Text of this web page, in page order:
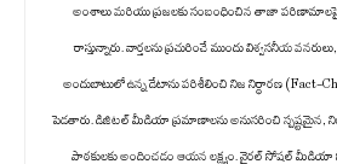
అంశాలు మరియు ప్రజలకు సంబంధించిన తాజా పరిణామాలపై
రాస్తున్నారు. వార్తలను ప్రచురించే ముందు విశ్వసనీయ
అందుబాటులో ఉన్న డేటాను పరిశీలించి నిజ నిర్ధారణ (Fact-
పెడతారు. డిజిటల్ మీడియా ప్రమాణాలను అనుసరించి
పాఠకులకు అందించడం ఆయన లక్ష్యం. వైరల్ సోషల్ మీడియా